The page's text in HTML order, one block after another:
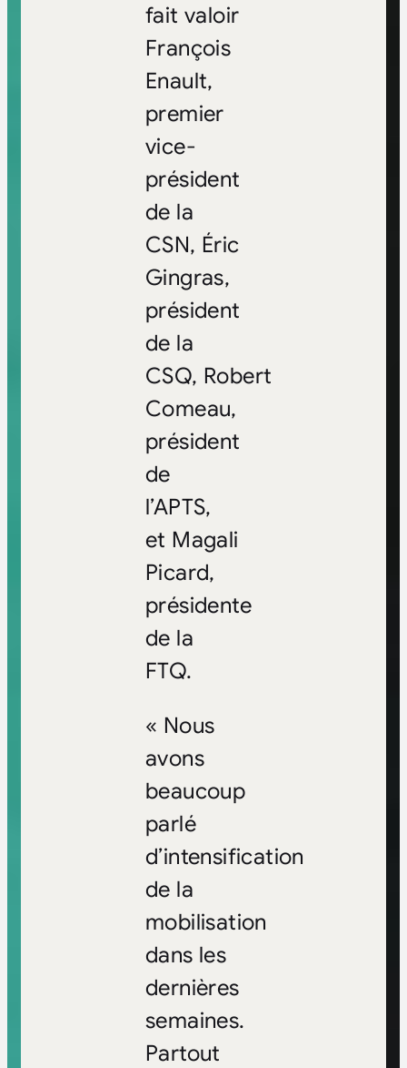
fait valoir
François
Enault,
premier
vice-
président
de la
CSN, Éric
Gingras,
président
de la
CSQ, Robert
Comeau,
président
de
l’APTS,
et Magali
Picard,
présidente
de la
FTQ.
« Nous
avons
beaucoup
parlé
d’intensification
de la
mobilisation
dans les
dernières
semaines.
Partout